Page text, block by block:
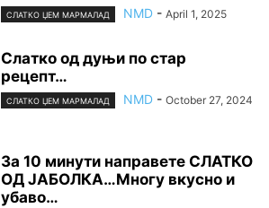
СЛАТКО ЏЕМ МАРМАЛАД NMD - April 1, 2025
Слатко од дуњи по стар
рецепт…
СЛАТКО ЏЕМ МАРМАЛАД NMD - October 27, 2024
За 10 минути напpавете СЛАТКО
ОД ЈАБОЛКА…Многу вкусно и
yбаво…